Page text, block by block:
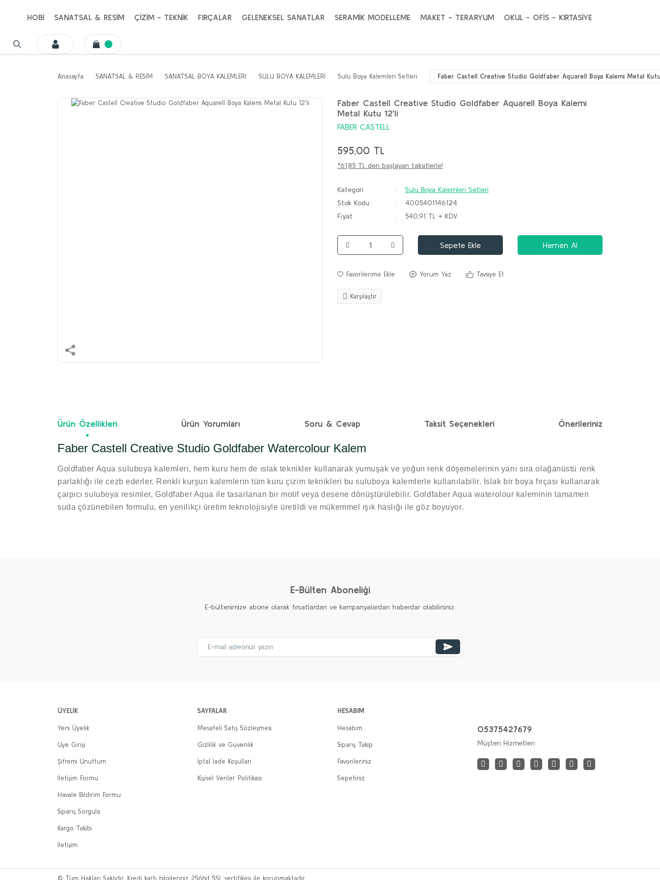
HOBİ SANATSAL & RESİM ÇİZİM - TEKNİK FIRÇALAR GELENEKSEL SANATLAR SERAMİK MODELLEME MAKET - TERARYUM OKUL - OFİS - KIRTASİYE
Anasayfa SANATSAL & RESİM SANATSAL BOYA KALEMLERİ SULU BOYA KALEMLERİ Sulu Boya Kalemleri Setleri Faber Castell Creative Studio Goldfaber Aquarell Boya Kalemi Metal
Faber Castell Creative Studio Goldfaber Aquarell Boya Kalemi
Metal Kutu 12'li
FABER CASTELL
595,00 TL
*61,85 TL den başlayan taksitlerle!
Kategori
Sulu Boya Kalemleri Setleri
Stok Kodu
4005401146124
Fiyat
540,91 TL + KDV
Sepete Ekle Hemen Al
Yorum Yaz Tavsiye Et
Karşılaştır
Ürün Özellikleri Ürün Yorumları Soru & Cevap Taksit Seçenekleri Önerileriniz
Faber Castell Creative Studio Goldfaber Watercolour Kalem
Goldfaber Aqua suluboya kalemleri, hem kuru hem de ıslak teknikler kullanarak yumuşak ve yoğun renk döşemelerinin yanı sıra olağanüstü renk
parlaklığı ile cezb ederler. Renkli kurşun kalemlerin tüm kuru çizim teknikleri bu suluboya kalemlerle kullanılabilir. Islak bir boya fırçası kullanarak
çarpıcı suluboya resimler, Goldfaber Aqua ile tasarlanan bir motif veya desene dönüştürülebilir. Goldfaber Aqua waterolour kaleminin tamamen
suda çözünebilen formulu, en yenilikçi üretim teknolojisiyle üretildi ve mükemmel ışık haslığı ile göz boyuyor.
E-Bülten Aboneliği
E-bültenimize abone olarak fırsatlardan ve kampanyalardan haberdar olabilirsiniz.
ÜYELİK
Yeni Üyelik
Üye Girişi
Şifremi Unuttum
İletişim Formu
Havale Bildirim Formu
Sipariş Sorgula
Kargo Takibi
İletişim
SAYFALAR
Mesafeli Satış Sözleşmesi
Gizlilik ve Güvenlik
İptal İade Koşullari
Kişisel Veriler Politikası
HESABIM
Hesabım
Sipariş Takip
Favorileriniz
Sepetiniz
05375427679
Müşteri Hizmetleri
© Tüm Hakları Saklıdır. Kredi kartı bilgileriniz 256bit SSL sertifikası ile korunmaktadır.